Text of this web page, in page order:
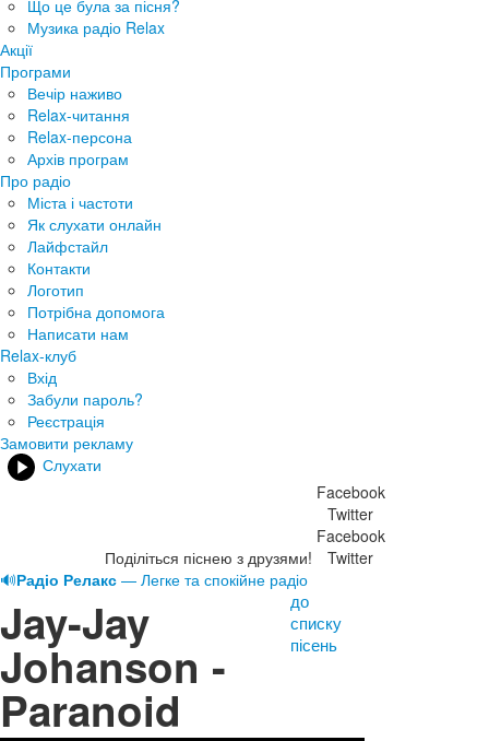
Що це була за пісня?
Музика радіо Relax
Акції
Програми
Вечір наживо
Relax-читання
Relax-персона
Архів програм
Про радіо
Міста і частоти
Як слухати онлайн
Лайфстайл
Контакти
Логотип
Потрібна допомога
Написати нам
Relax-клуб
Вхід
Забули пароль?
Реєстрація
Замовити рекламу
Слухати
Поділіться піснею з друзями!
Facebook
Twitter
Facebook
Twitter
🔊Радіо Релакс — Легке та спокійне радіо
Jay-Jay
Johanson -
Paranoid
до
списку
пісень